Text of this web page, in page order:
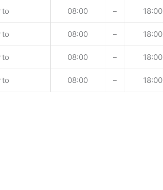
08:00 – 18:00
08:00 – 18:00
08:00 – 18:00
08:00 – 18:00